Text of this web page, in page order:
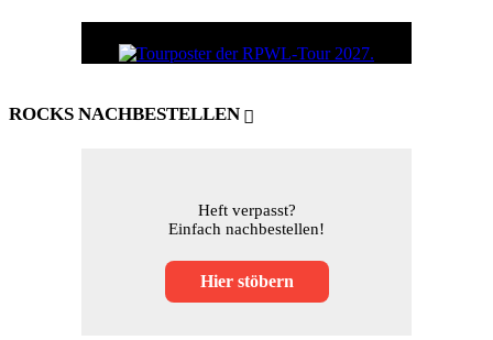
ROCKS NACHBESTELLEN
Heft verpasst?
Einfach nachbestellen!
Hier stöbern